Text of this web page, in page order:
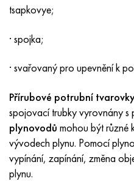
tsapkovye;
· spojka;
· svařovaný pro upevnění k
Přírubové potrubní
spojovací trubky vyrovnány s
plynovodů mohou být různé
vývodech plynu. Pomocí
vypínání, zapínání, změna
plynu.
MP159
Multimet n155
Nicrofer 5923 hMo
Nicrofer 6030
Nitronik 40
Nitronik 50
56DGNH
68NKhVKTYu
79NM, Magnifer 7904
80NM
80NMV-VI
80 NHS
HN73MBTYu
XN70YU
HN75 MBTYu
XN75TBYu
XN77TYu
XN77TYUR
5B
TL5
V 6
TS-6
14 titan
SP -17
1.4567 - AISI 304Cu
1,4570-aisi303Cu
1.4574 - Slitina PH 15-7
1.4580 - AISI 316Cb
1,4597 - AISI 204Cu
Slitina 28 - 1,4563
15X16H2AM
18X11MNFB
18X12VMBFR
20X12VNMF
20H3MMF
21NKMT
30X, AISI 5130, 30h
30hgs, 30hgs
30hgsa, 30hgsa
30hgsn2a, 30hgsna
30xn2ma, 30CrNiMo8
30хн3а, 31nicr14